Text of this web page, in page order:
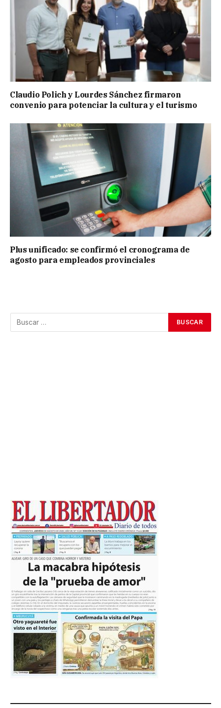
Claudio Polich y Lourdes Sánchez firmaron
convenio para potenciar la cultura y el turismo
Plus unificado: se confirmó el cronograma de
agosto para empleados provinciales